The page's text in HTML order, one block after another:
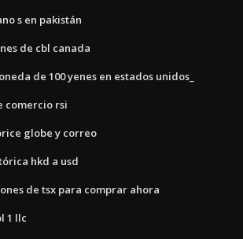
s en pakistán
de cbl canada
de 100 yenes en estados unidos_
comercio rsi
globe y correo
hkd a usd
de tsx para comprar ahora
1 llc